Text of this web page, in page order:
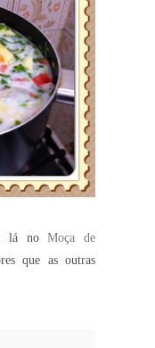
lá noMoça de
que as outras